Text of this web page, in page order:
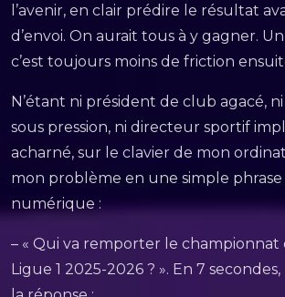
l’avenir, en clair prédire le résultat
d’envoi. On aurait tous à y gagner.
c’est toujours moins de friction
N’étant ni président de club agacé,
sous pression, ni directeur sportif
acharné, sur le clavier de mon
mon problème en une simple phrase
numérique :
– « Qui va remporter le championnat
Ligue 1 2025-2026 ? ». En 7